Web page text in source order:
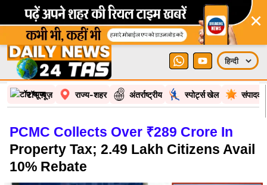
×
टॉप न्यूज़ राज्य-शहर अंतर्राष्ट्रीय स्पोर्ट्स खेल
PCMC Collects Over ₹289 Crore In
Property Tax; 2.49 Lakh Citizens Avail
10% Rebate